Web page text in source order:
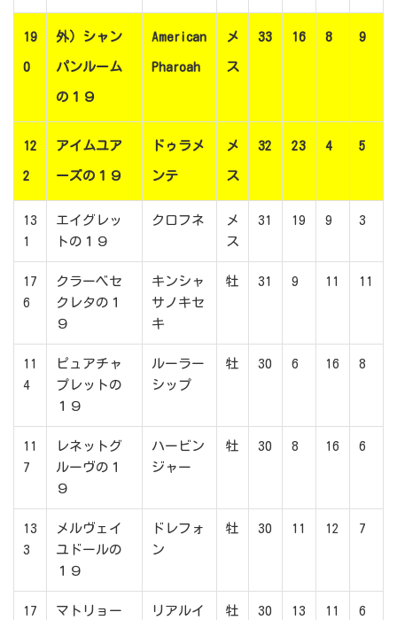
19
0
外）シャン
パンルーム
の１９
American
Pharoah
メ
ス
33 16 8 9
12
2
アイムユア
ーズの１９
ドゥラメ
ンテ
メ
ス
32 23 4 5
13
1
エイグレッ
トの１９
クロフネ
メ
ス
31 19 9 3
17
6
クラーベセ
クレタの１
９
キンシャ
サノキセ
キ
牡 31 9 11 11
11
4
ピュアチャ
プレットの
１９
ルーラー
シップ
牡 30 6 16 8
11
7
レネットグ
ルーヴの１
９
ハービン
ジャー
牡 30 8 16 6
13
3
メルヴェイ
ユドールの
１９
ドレフォ
ン
牡 30 11 12 7
17
マトリョー
リアルイ
牡 30 13 11 6